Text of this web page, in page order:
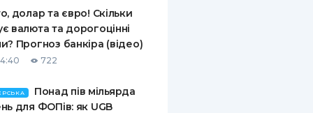
ВІНЬЄТКА
ВІД
ВИПАДКІВ
ДЕПОЗИТНИЙ КАЛЬКУЛЯТОР
ПУТІВНИКИ ПО
ЗАОЩАДЖЕННЯМ
долар та євро! Скільки
валюта та дорогоцінні
Прогноз банкіра (відео)
722
Понад пів мільярда
для ФОПів: як UGB